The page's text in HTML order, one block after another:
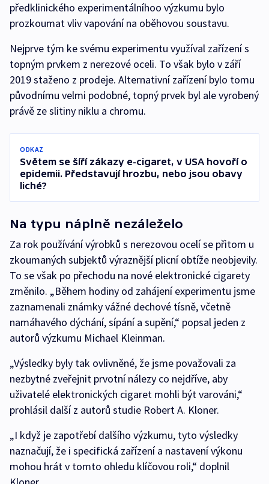
předklinického experimentálníhoo výzkumu bylo
prozkoumat vliv vapování na oběhovou soustavu.
Nejprve tým ke svému experimentu využíval zařízení s
topným prvkem z nerezové oceli. To však bylo v září
2019 staženo z prodeje. Alternativní zařízení bylo tomu
původnímu velmi podobné, topný prvek byl ale vyrobený
právě ze slitiny niklu a chromu.
ODKAZ
Světem se šíří zákazy e-cigaret, v USA hovoří o
epidemii. Představují hrozbu, nebo jsou obavy
liché?
Na typu náplně nezáleželo
Za rok používání výrobků s nerezovou ocelí se přitom u
zkoumaných subjektů výraznější plicní obtíže neobjevily.
To se však po přechodu na nové elektronické cigarety
změnilo. „Během hodiny od zahájení experimentu jsme
zaznamenali známky vážné dechové tísně, včetně
namáhavého dýchání, sípání a supění,“ popsal jeden z
autorů výzkumu Michael Kleinman.
„Výsledky byly tak ovlivněné, že jsme považovali za
nezbytné zveřejnit prvotní nálezy co nejdříve, aby
uživatelé elektronických cigaret mohli být varováni,“
prohlásil další z autorů studie Robert A. Kloner.
„I když je zapotřebí dalšího výzkumu, tyto výsledky
naznačují, že i specifická zařízení a nastavení výkonu
mohou hrát v tomto ohledu klíčovou roli,“ doplnil